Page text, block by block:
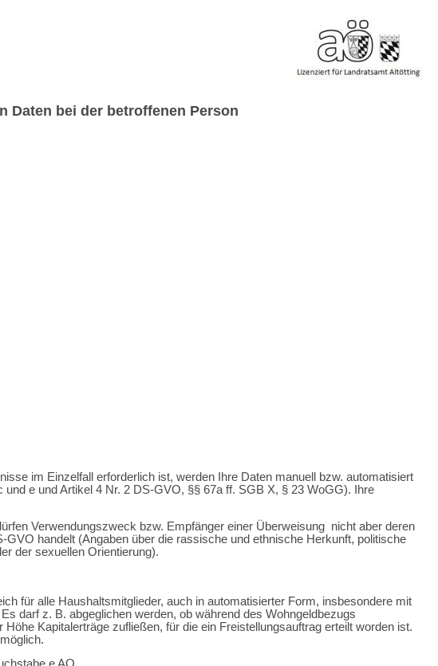
Daten bei der betroffenen Person
im Einzelfall erforderlich ist, werden Ihre Daten manuell bzw. automatisiert
e und Artikel 4 Nr. 2 DS-GVO, §§ 67a ff. SGB X, § 23 WoGG). Ihre
Verwendungszweck bzw. Empfänger einer Überweisung nicht aber deren
handelt (Angaben über die rassische und ethnische Herkunft, politische
der sexuellen Orientierung).
für alle Haushaltsmitglieder, auch in automatisierter Form, insbesondere mit
darf z. B. abgeglichen werden, ob während des Wohngeldbezugs
Kapitalerträge zufließen, für die ein Freistellungsauftrag erteilt worden ist.